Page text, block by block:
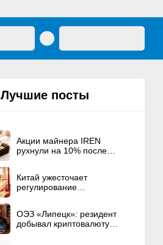
Лучшие посты
Акции майнера IREN
рухнули на 10% после
основателям
Китай ужесточает
регулирование
ОЭЗ «Липецк»: резидент
добывал криптовалюту